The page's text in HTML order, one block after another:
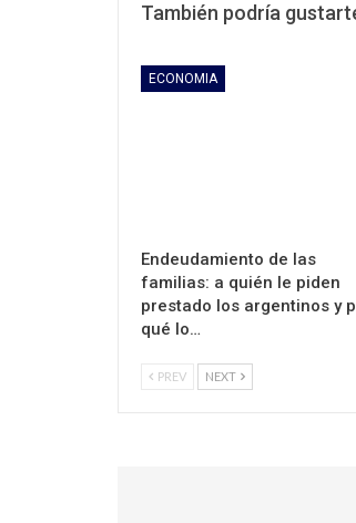
También podría
ECONOMIA
Endeudamiento de las
familias: a quién le piden
prestado los argentinos y
qué lo…
PREV NEXT